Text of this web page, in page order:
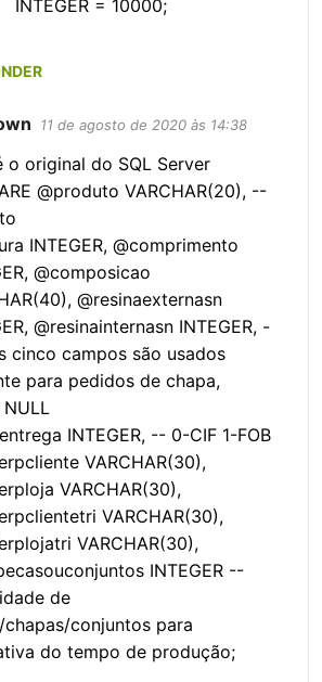
INTEGER = 10000;
11 de agosto de 2020 às 14:38
o original do SQL Server
@produto VARCHAR(20), --
INTEGER, @comprimento
@composicao
@resinaexternasn
@resinainternasn INTEGER, -
cinco campos são usados
para pedidos de chapa,
NULL
INTEGER, -- 0-CIF 1-FOB
VARCHAR(30),
VARCHAR(30),
VARCHAR(30),
VARCHAR(30),
INTEGER --
de
chapas/conjuntos para
do tempo de produção;